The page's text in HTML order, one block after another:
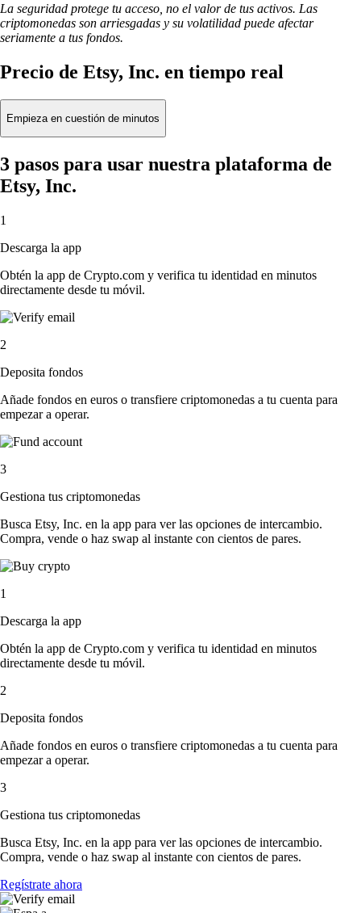
La seguridad protege tu acceso, no el valor de tus activos. Las
criptomonedas son arriesgadas y su volatilidad puede afectar
seriamente a tus fondos.
Precio de Etsy, Inc. en tiempo real
Empieza en cuestión de minutos
3 pasos para usar nuestra plataforma de
Etsy, Inc.
1
Descarga la app
Obtén la app de Crypto.com y verifica tu identidad en minutos
directamente desde tu móvil.
2
Deposita fondos
Añade fondos en euros o transfiere criptomonedas a tu cuenta para
empezar a operar.
3
Gestiona tus criptomonedas
Busca Etsy, Inc. en la app para ver las opciones de intercambio.
Compra, vende o haz swap al instante con cientos de pares.
1
Descarga la app
Obtén la app de Crypto.com y verifica tu identidad en minutos
directamente desde tu móvil.
2
Deposita fondos
Añade fondos en euros o transfiere criptomonedas a tu cuenta para
empezar a operar.
3
Gestiona tus criptomonedas
Busca Etsy, Inc. en la app para ver las opciones de intercambio.
Compra, vende o haz swap al instante con cientos de pares.
Regístrate ahora